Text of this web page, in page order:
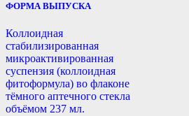
ФОРМА ВЫПУСКА
Коллоидная
стабилизированная
микроактивированная
суспензия (коллоидная
фитоформула) во флаконе
тёмного аптечного стекла
объёмом 237 мл.